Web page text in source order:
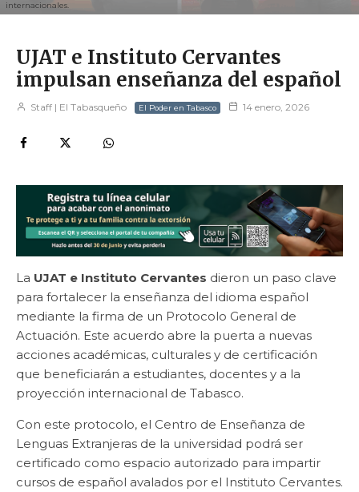
internacionales.
UJAT e Instituto Cervantes
impulsan enseñanza del español
Staff | El Tabasqueño El Poder en Tabasco 14 enero, 2026
La UJAT e Instituto Cervantes dieron un paso clave
para fortalecer la enseñanza del idioma español
mediante la firma de un Protocolo General de
Actuación. Este acuerdo abre la puerta a nuevas
acciones académicas, culturales y de certificación
que beneficiarán a estudiantes, docentes y a la
proyección internacional de Tabasco.
Con este protocolo, el Centro de Enseñanza de
Lenguas Extranjeras de la universidad podrá ser
certificado como espacio autorizado para impartir
cursos de español avalados por el Instituto Cervantes.